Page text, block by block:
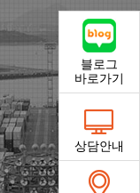
스크롤
퀵메뉴
블로그
바로가기
상담안내